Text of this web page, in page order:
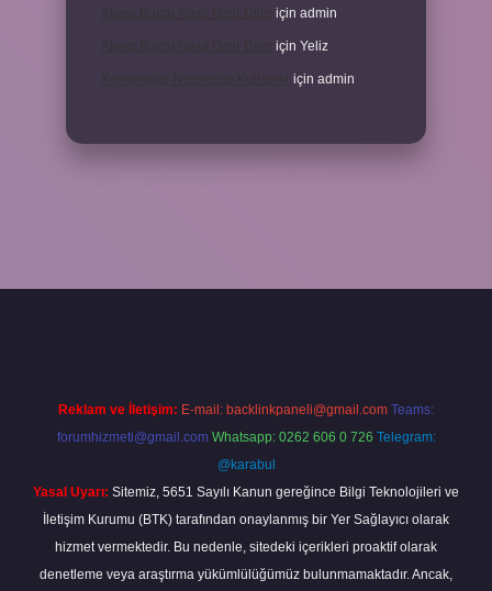
Akrep Burcu Nasıl Özür Diler için admin
Akrep Burcu Nasıl Özür Diler için Yeliz
için admin
Reklam ve İletişim: E-mail: backlinkpaneli@gmail.com Teams:
forumhizmeti@gmail.com Whatsapp: 0262 606 0 726 Telegram:
@karabul
Yasal Uyarı: Sitemiz, 5651 Sayılı Kanun gereğince Bilgi Teknolojileri ve
İletişim Kurumu (BTK) tarafından onaylanmış bir Yer Sağlayıcı olarak
hizmet vermektedir. Bu nedenle, sitedeki içerikleri proaktif olarak
denetleme veya araştırma yükümlülüğümüz bulunmamaktadır. Ancak,